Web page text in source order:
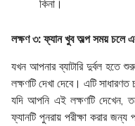
কিনা।
লক্ষণ ৩: ফ্যান খুব অল্প সময় চলে
যখন আপনার ব্যাটারি দুর্বল হতে
লক্ষণটি দেখা দেবে। এটি সাধারণত
যদি আপনি এই লক্ষণটি দেখেন,
ফ্যানটি পুনরায় পরীক্ষা করার